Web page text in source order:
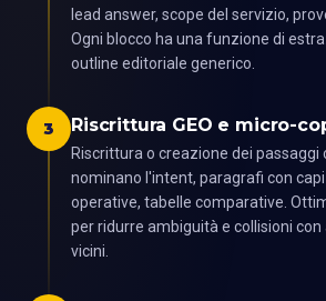
lead answer, scope del servizio,
Ogni blocco ha una funzione di
outline editoriale generico.
3 Riscrittura GEO e micro-
Riscrittura o creazione dei passaggi
nominano l'intent, paragrafi con
operative, tabelle comparative.
per ridurre ambiguità e collisioni
vicini.